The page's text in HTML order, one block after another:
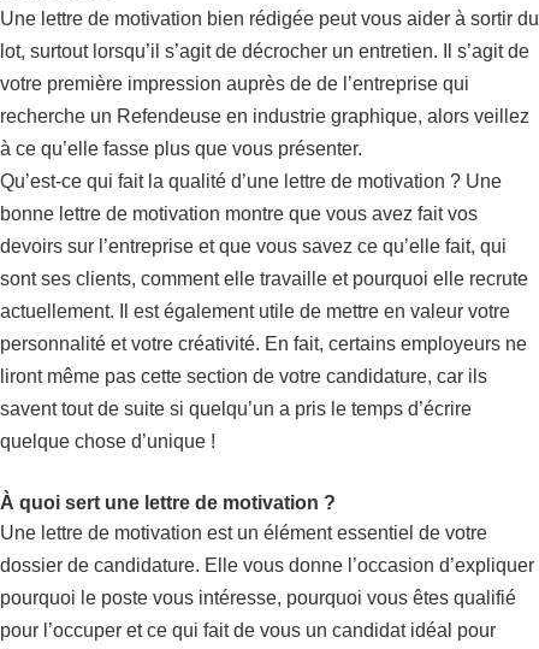
Une lettre de motivation bien rédigée peut vous aider à sortir du
lot, surtout lorsqu’il s’agit de décrocher un entretien. Il s’agit de
votre première impression auprès de de l’entreprise qui
recherche un Refendeuse en industrie graphique, alors veillez
à ce qu’elle fasse plus que vous présenter.
Qu’est-ce qui fait la qualité d’une lettre de motivation ? Une
bonne lettre de motivation montre que vous avez fait vos
devoirs sur l’entreprise et que vous savez ce qu’elle fait, qui
sont ses clients, comment elle travaille et pourquoi elle recrute
actuellement. Il est également utile de mettre en valeur votre
personnalité et votre créativité. En fait, certains employeurs ne
liront même pas cette section de votre candidature, car ils
savent tout de suite si quelqu’un a pris le temps d’écrire
quelque chose d’unique !
À quoi sert une lettre de motivation ?
Une lettre de motivation est un élément essentiel de votre
dossier de candidature. Elle vous donne l’occasion d’expliquer
pourquoi le poste vous intéresse, pourquoi vous êtes qualifié
pour l’occuper et ce qui fait de vous un candidat idéal pour